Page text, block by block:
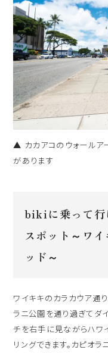
▲ カカアコのウォールア
があります
bikiに乗って行
スポット～ワ
ッド～
ワイキキのカラカウア通
ラニ公園を通り過ぎてダ
チを右手に見ながらハワ
リングできます。カピオ